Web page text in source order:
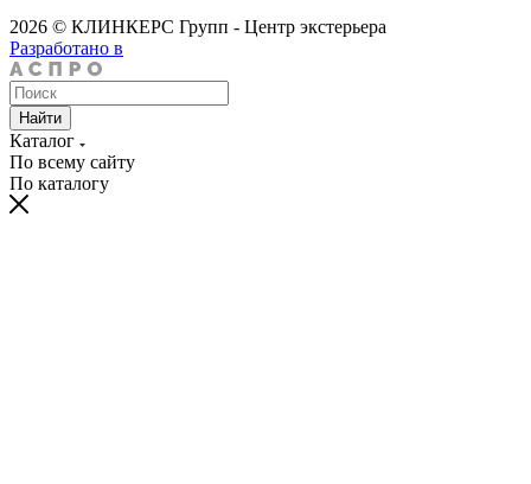
2026 © КЛИНКЕРС Групп - Центр экстерьера
Разработано в
Найти
Каталог
По всему сайту
По каталогу